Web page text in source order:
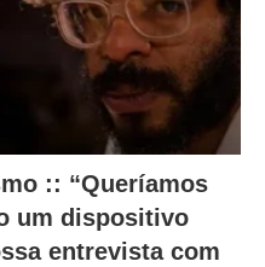
:: “Queríamos
um dispositivo
entrevista com